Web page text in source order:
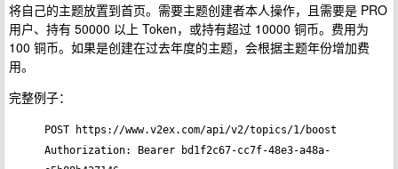
将自己的主题放置到首页。需要主题创建者本人操作，且需要是 PRO
用户、持有 50000 以上 Token，或持有超过 10000 铜币。费用为
100 铜币。如果是创建在过去年度的主题，会根据主题年份增加费
用。
完整例子：
POST https://www.v2ex.com/api/v2/topics/1/boost
Authorization: Bearer bd1f2c67-cc7f-48e3-a48a-